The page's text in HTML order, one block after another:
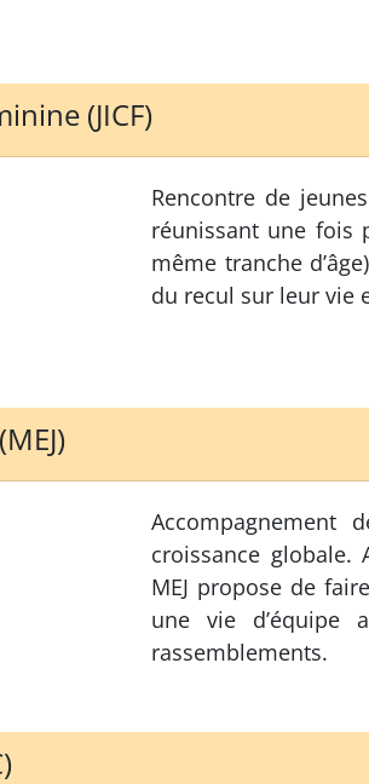
(JICF)
Rencontre de
réunissant une fois
même tranche
du recul sur leur vie
croissance
MEJ propose de
une vie d’équipe
rassemblements.